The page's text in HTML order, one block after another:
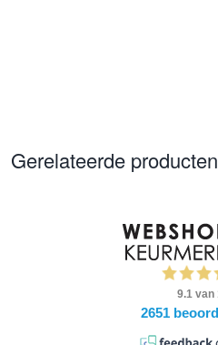
Gerelateerde producten